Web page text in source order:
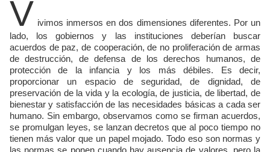
V ivimos inmersos en dos dimensiones diferentes. Por un
lado, los gobiernos y las instituciones deberían buscar
acuerdos de paz, de cooperación, de no proliferación de armas
de destrucción, de defensa de los derechos humanos, de
protección de la infancia y los más débiles. Es decir,
proporcionar un espacio de seguridad, de dignidad, de
preservación de la vida y la ecología, de justicia, de libertad, de
bienestar y satisfacción de las necesidades básicas a cada ser
humano. Sin embargo, observamos como se firman acuerdos,
se promulgan leyes, se lanzan decretos que al poco tiempo no
tienen más valor que un papel mojado. Todo eso son normas y